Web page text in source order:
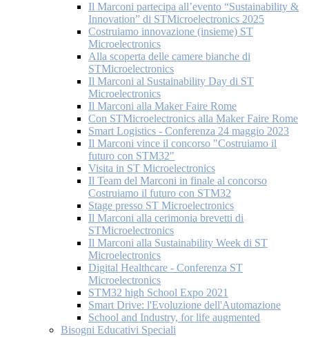
Il Marconi partecipa all’evento “Sustainability &
Innovation” di STMicroelectronics 2025
Costruiamo innovazione (insieme) ST
Microelectronics
Alla scoperta delle camere bianche di
STMicroelectronics
Il Marconi al Sustainability Day di ST
Microelectronics
Il Marconi alla Maker Faire Rome
Con STMicroelectronics alla Maker Faire Rome
Smart Logistics - Conferenza 24 maggio 2023
Il Marconi vince il concorso "Costruiamo il
futuro con STM32"
Visita in ST Microelectronics
Il Team del Marconi in finale al concorso
Costruiamo il futuro con STM32
Stage presso ST Microelectronics
Il Marconi alla cerimonia brevetti di
STMicroelectronics
Il Marconi alla Sustainability Week di ST
Microelectronics
Digital Healthcare - Conferenza ST
Microelectronics
STM32 high School Expo 2021
Smart Drive: l'Evoluzione dell'Automazione
School and Industry, for life augmented
Bisogni Educativi Speciali